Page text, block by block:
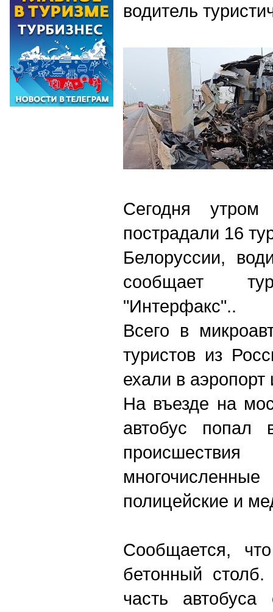
водитель
Cегодня
пострадали 16
Белоруссии,
сообщает
"Интерфакс"..
Всего в
туристов из
ехали в
На въезде на
автобус
полицейские и
Сообщается,
бетонный столб.
часть автобуса